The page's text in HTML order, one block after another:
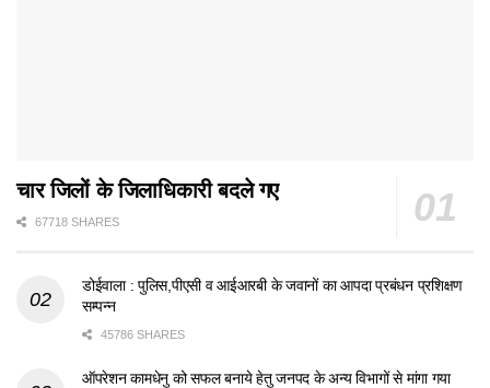
चार जिलों के जिलाधिकारी बदले गए
67718 SHARES
डोईवाला : पुलिस,पीएसी व आईआरबी के जवानों का आपदा प्रबंधन प्रशिक्षण
सम्पन्न
45786 SHARES
ऑपरेशन कामधेनु को सफल बनाये हेतु जनपद के अन्य विभागों से मांगा गया